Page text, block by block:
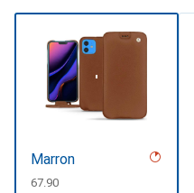
Marron
CHF
67.90